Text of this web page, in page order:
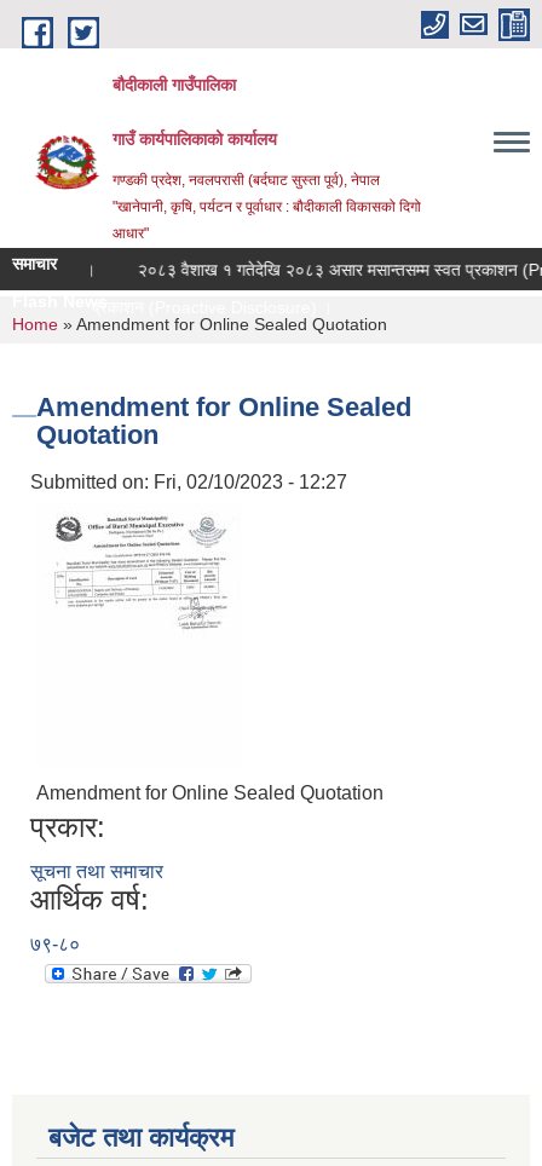
Skip to main content
बौदीकाली गाउँपालिका
गाउँ कार्यपालिकाको कार्यालय
गण्डकी प्रदेश, नवलपरासी (बर्दघाट सुस्ता पूर्व), नेपाल
"खानेपानी, कृषि, पर्यटन र पूर्वाधार : बौदीकाली विकासको दिगो
आधार"
समाचार
सूचना ।
२०८३ वैशाख १ गतेदेखि २०८३ असार मसान्तसम्म स्वत प्रकाशन
You are here
Home » Amendment for Online Sealed Quotation
Amendment for Online Sealed
Quotation
Submitted on: Fri, 02/10/2023 - 12:27
Amendment for Online Sealed Quotation
प्रकार:
सूचना तथा समाचार
आर्थिक वर्ष:
७९-८०
बजेट तथा कार्यक्रम